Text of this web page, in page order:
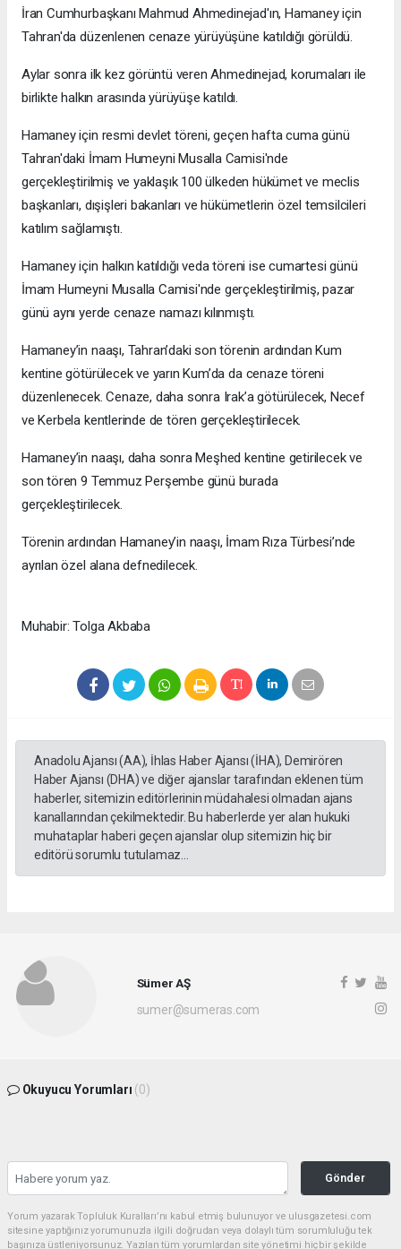
İran Cumhurbaşkanı Mahmud Ahmedinejad'ın, Hamaney için
Tahran'da düzenlenen cenaze yürüyüşüne katıldığı görüldü.
Aylar sonra ilk kez görüntü veren Ahmedinejad, korumaları ile
birlikte halkın arasında yürüyüşe katıldı.
Hamaney için resmi devlet töreni, geçen hafta cuma günü
Tahran'daki İmam Humeyni Musalla Camisi'nde
gerçekleştirilmiş ve yaklaşık 100 ülkeden hükümet ve meclis
başkanları, dışişleri bakanları ve hükümetlerin özel temsilcileri
katılım sağlamıştı.
Hamaney için halkın katıldığı veda töreni ise cumartesi günü
İmam Humeyni Musalla Camisi'nde gerçekleştirilmiş, pazar
günü aynı yerde cenaze namazı kılınmıştı.
Hamaney’in naaşı, Tahran’daki son törenin ardından Kum
kentine götürülecek ve yarın Kum’da da cenaze töreni
düzenlenecek. Cenaze, daha sonra Irak’a götürülecek, Necef
ve Kerbela kentlerinde de tören gerçekleştirilecek.
Hamaney’in naaşı, daha sonra Meşhed kentine getirilecek ve
son tören 9 Temmuz Perşembe günü burada
gerçekleştirilecek.
Törenin ardından Hamaney’in naaşı, İmam Rıza Türbesi’nde
ayrılan özel alana defnedilecek.
Muhabir: Tolga Akbaba
Anadolu Ajansı (AA), İhlas Haber Ajansı (İHA), Demirören
Haber Ajansı (DHA) ve diğer ajanslar tarafından eklenen tüm
haberler, sitemizin editörlerinin müdahalesi olmadan ajans
kanallarından çekilmektedir. Bu haberlerde yer alan hukuki
muhataplar haberi geçen ajanslar olup sitemizin hiç bir
editörü sorumlu tutulamaz...
Sümer AŞ
sumer@sumeras.com
Okuyucu Yorumları (0)
Gönder
Yorum yazarak Topluluk Kuralları’nı kabul etmiş bulunuyor ve ulusgazetesi.com
sitesine yaptığınız yorumunuzla ilgili doğrudan veya dolaylı tüm sorumluluğu tek
başınıza üstleniyorsunuz. Yazılan tüm yorumlardan site yönetimi hiçbir şekilde